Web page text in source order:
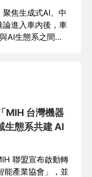
焦生成式AI、中
進入車內後，車
AI生態系之間的
MIH 台灣機器
生態系共建 AI
聯盟宣布啟動轉
能產業協會」，並